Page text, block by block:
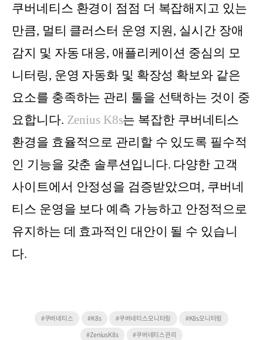
쿠버네티스 환경이 점점 더 복잡해지고 있는
만큼, 멀티 클러스터 운영 지원, 실시간 장애
감지 및 자동 대응, 애플리케이션 중심의 모
니터링, 운영 자동화 및 확장성 확보와 같은
요소를 충족하는 관리 툴을 선택하는 것이 중
요합니다. Zenius K8s는 복잡한 쿠버네티스
환경을 효율적으로 관리할 수 있도록 필수적
인 기능을 갖춘 솔루션입니다. 다양한 고객
사이트에서 안정성을 검증받았으며, 쿠버네
티스 운영을 보다 예측 가능하고 안정적으로
유지하는 데 효과적인 대안이 될 수 있습니
다.
#쿠버네티스 #K8s #쿠버네티스모니터링
#K8s모니터링
#ZeniusK8s
#쿠버네티스관리